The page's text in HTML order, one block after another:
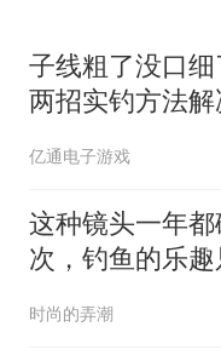
子线粗了没口细
两招实钓方法解
亿通电子游戏
这种镜头一年
次，钓鱼的乐趣
时尚的弄潮